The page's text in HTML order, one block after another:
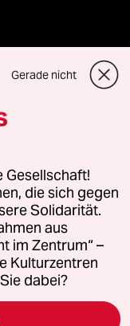
für Genehmigungen
Richtlinien
AGB
(Ads)
Gerade nicht
die sich gegen
Solidarität.
aus
im Zentrum“ –
Kulturzentren
dabei?